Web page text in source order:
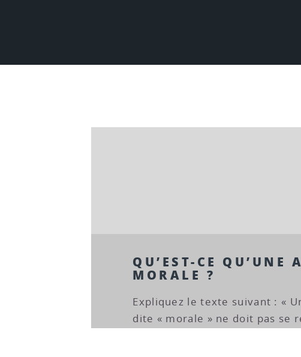
QU’EST-CE QU’UNE
MORALE ?
Expliquez le texte suivant : «
dite « morale » ne doit pas se